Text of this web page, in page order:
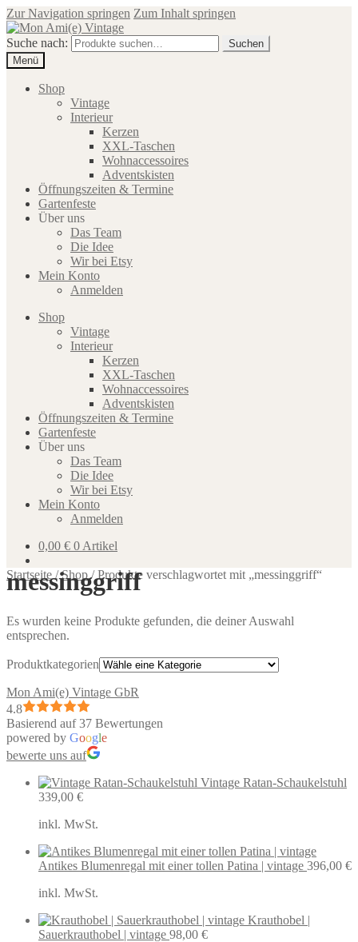
Zur Navigation springen Zum Inhalt springen
Suche nach:
Suchen
Menü
Shop
Vintage
Interieur
Kerzen
XXL-Taschen
Wohnaccessoires
Adventskisten
Öffnungszeiten & Termine
Gartenfeste
Über uns
Das Team
Die Idee
Wir bei Etsy
Mein Konto
Anmelden
Shop
Vintage
Interieur
Kerzen
XXL-Taschen
Wohnaccessoires
Adventskisten
Öffnungszeiten & Termine
Gartenfeste
Über uns
Das Team
Die Idee
Wir bei Etsy
Mein Konto
Anmelden
0,00 € 0 Artikel
Startseite /Shop/Produkte verschlagwortet mit „messinggriff“
messinggriff
Es wurden keine Produkte gefunden, die deiner Auswahl
entsprechen.
Produktkategorien
Mon Ami(e) Vintage GbR
4.8
Basierend auf 37 Bewertungen
powered by Google
bewerte uns auf
Vintage Ratan-Schaukelstuhl
339,00 €
inkl. MwSt.
Antikes Blumenregal mit einer tollen Patina | vintage 396,00 €
inkl. MwSt.
Krauthobel |
Sauerkrauthobel | vintage 98,00 €